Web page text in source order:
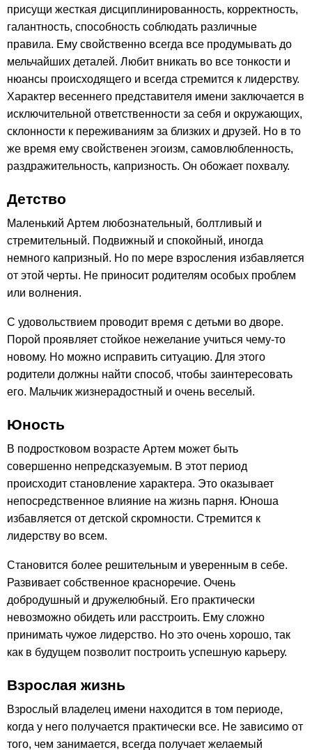
присущи жесткая дисциплинированность, корректность,
галантность, способность соблюдать различные
правила. Ему свойственно всегда все продумывать до
мельчайших деталей. Любит вникать во все тонкости и
нюансы происходящего и всегда стремится к лидерству.
Характер весеннего представителя имени заключается в
исключительной ответственности за себя и окружающих,
склонности к переживаниям за близких и друзей. Но в то
же время ему свойственен эгоизм, самовлюбленность,
раздражительность, капризность. Он обожает похвалу.
Детство
Маленький Артем любознательный, болтливый и
стремительный. Подвижный и спокойный, иногда
немного капризный. Но по мере взросления избавляется
от этой черты. Не приносит родителям особых проблем
или волнения.
С удовольствием проводит время с детьми во дворе.
Порой проявляет стойкое нежелание учиться чему-то
новому. Но можно исправить ситуацию. Для этого
родители должны найти способ, чтобы заинтересовать
его. Мальчик жизнерадостный и очень веселый.
Юность
В подростковом возрасте Артем может быть
совершенно непредсказуемым. В этот период
происходит становление характера. Это оказывает
непосредственное влияние на жизнь парня. Юноша
избавляется от детской скромности. Стремится к
лидерству во всем.
Становится более решительным и уверенным в себе.
Развивает собственное красноречие. Очень
добродушный и дружелюбный. Его практически
невозможно обидеть или расстроить. Ему сложно
принимать чужое лидерство. Но это очень хорошо, так
как в будущем позволит построить успешную карьеру.
Взрослая жизнь
Взрослый владелец имени находится в том периоде,
когда у него получается практически все. Не зависимо от
того, чем занимается, всегда получает желаемый